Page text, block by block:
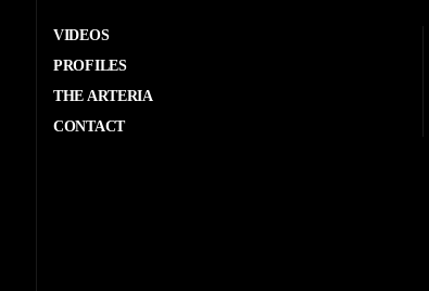
VIDEOS
PROFILES
THE ARTERIA
CONTACT